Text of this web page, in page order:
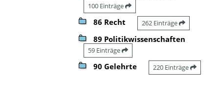
100 Einträge
86 Recht 262 Einträge
89 Politikwissenschaften
59 Einträge
90 Gelehrte 220 Einträge